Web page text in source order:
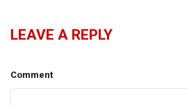
LEAVE A REPLY
Comment